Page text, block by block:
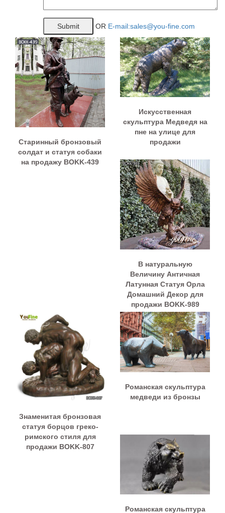
OR E-mail:sales@you-fine.com
Старинный бронзовый
солдат и статуя собаки
на продажу BOKK-439
Искусственная
скульптура Медведя на
пне на улице для
продажи
В натуральную
Величину Античная
Латунная Статуя Орла
Домашний Декор для
продажи BOKK-989
Знаменитая бронзовая
статуя борцов греко-
римского стиля для
продажи BOKK-807
Романская скульптура
медведи из бронзы
Романская скульптура